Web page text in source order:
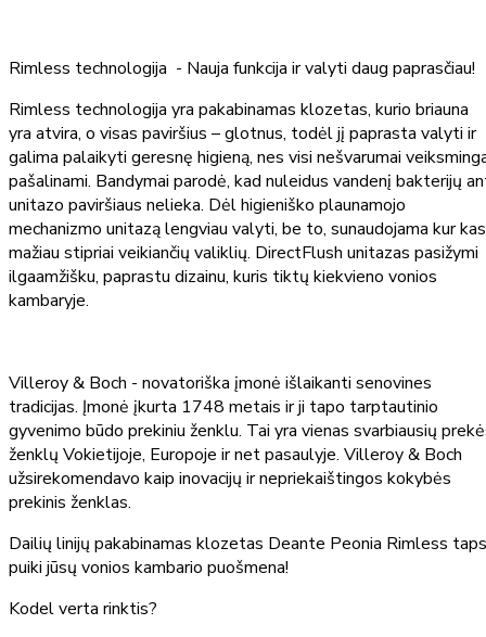
Rimless technologija - Nauja funkcija ir valyti daug paprasčiau!
Rimless technologija yra pakabinamas klozetas, kurio briauna
yra atvira, o visas paviršius – glotnus, todėl jį paprasta valyti ir
galima palaikyti geresnę higieną, nes visi nešvarumai
pašalinami. Bandymai parodė, kad nuleidus vandenį bakterijų
unitazo paviršiaus nelieka. Dėl higieniško plaunamojo
mechanizmo unitazą lengviau valyti, be to, sunaudojama kur kas
mažiau stipriai veikiančių valiklių. DirectFlush unitazas pasižymi
ilgaamžišku, paprastu dizainu, kuris tiktų kiekvieno vonios
kambaryje.
Villeroy & Boch - novatoriška įmonė išlaikanti senovines
tradicijas. Įmonė įkurta 1748 metais ir ji tapo tarptautinio
gyvenimo būdo prekiniu ženklu. Tai yra vienas svarbiausių
ženklų Vokietijoje, Europoje ir net pasaulyje. Villeroy & Boch
užsirekomendavo kaip inovacijų ir nepriekaištingos kokybės
prekinis ženklas.
Dailių linijų pakabinamas klozetas Deante Peonia Rimless taps
puiki jūsų vonios kambario puošmena!
Kodel verta rinktis?